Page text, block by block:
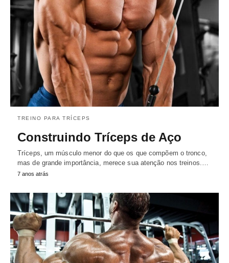
TREINO PARA TRÍCEPS
Construindo Tríceps de Aço
Tríceps, um músculo menor do que os que compõem o tronco,
mas de grande importância, merece sua atenção nos treinos.…
7 anos atrás